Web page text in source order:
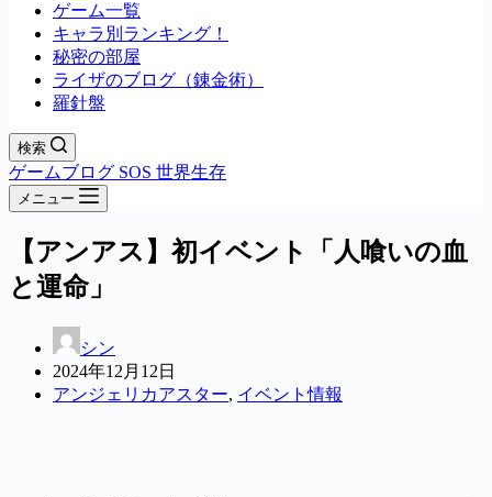
ゲーム一覧
キャラ別ランキング！
秘密の部屋
ライザのブログ（錬金術）
羅針盤
検索
ゲームブログ SOS 世界生存
メニュー
【アンアス】初イベント「人喰いの血
と運命」
シン
2024年12月12日
アンジェリカアスター, イベント情報